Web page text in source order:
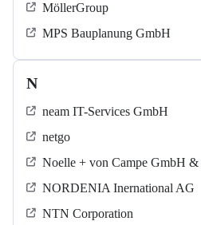
MöllerGroup
MPS Bauplanung GmbH
N
neam IT-Services GmbH
netgo
Noelle + von Campe GmbH
NORDENIA Inernational AG
NTN Corporation